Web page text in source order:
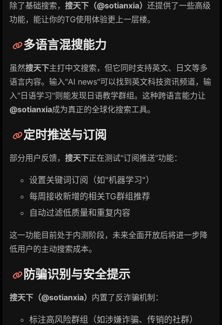
除了基础搜索， 搜天下（@sotianxia） 还提供了一些高级
功能，能让你的TG使用体验更上一层楼。
多语言混搜能力
虽然搜天下主打中文搜索，但它同时支持英文、日文等多
语言内容。输入"AI news"可以找到英文科技资讯频道，输
入"日语学习"则能发现日语教学群组。这种跨语言能力让
@sotianxia成为真正的全球化搜索工具。
定时推送与订阅
部分用户反馈， 搜天下正在测试"订阅推送"功能：
设置关键词订阅（如"机器学习"）
每周接收新增的相关TG群组推荐
自动过滤低质量和重复内容
这一功能目前处于内测阶段，未来全面开放后将进一步降
低用户的主动搜索成本。
防骗识别与安全提示
搜天下（@sotianxia） 内置了反诈骗机制：
标注高风险群组（如涉嫌诈骗、传销的社群）